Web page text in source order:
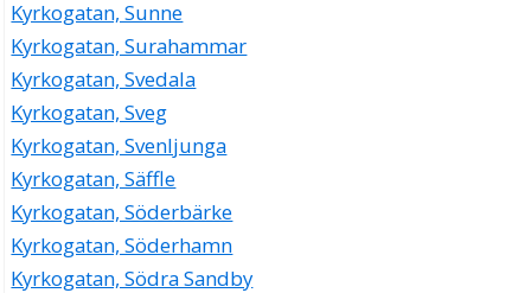
Kyrkogatan, Sunne
Kyrkogatan, Surahammar
Kyrkogatan, Svedala
Kyrkogatan, Sveg
Kyrkogatan, Svenljunga
Kyrkogatan, Säffle
Kyrkogatan, Söderbärke
Kyrkogatan, Söderhamn
Kyrkogatan, Södra Sandby